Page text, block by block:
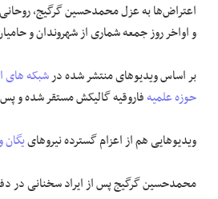
اعتراض‌ها به عزل محمدحسین گرگیج،
و اواخر روز جمعه شماری از شهروندان و
بر اساس ویدیوهای منتشر شده درشبکه های
حوزه علمیهفاروقیه گالیکش مستقر شده و پس
ویدیوهایی هم از اعزام گسترده نیروهاییگان
محمدحسین گرگیج پس از ایراد سخنانی در